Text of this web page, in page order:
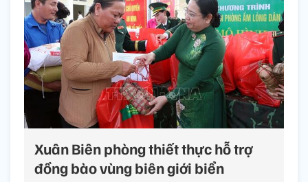
Xuân Biên phòng thiết thực hỗ trợ
đồng bào vùng biên giới biển